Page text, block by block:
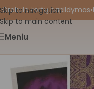
Skip to navigation
Skip to main content
kortų papildymas•
Meniu